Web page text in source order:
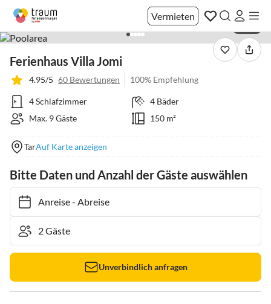
Vermieten
Ferienhaus Villa Jomi
4.95/5 60 Bewertungen 100% Empfehlung
4 Schlafzimmer
4 Bäder
Max. 9 Gäste
150 m²
TarAuf Karte anzeigen
Bitte Daten und Anzahl der Gäste auswählen
Anreise- Abreise
Unverbindlich anfragen